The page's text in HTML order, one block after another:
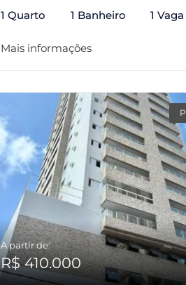
1 Quarto 1 Banheiro 1 Vaga
Mais informações
A partir de:
R$ 410.000